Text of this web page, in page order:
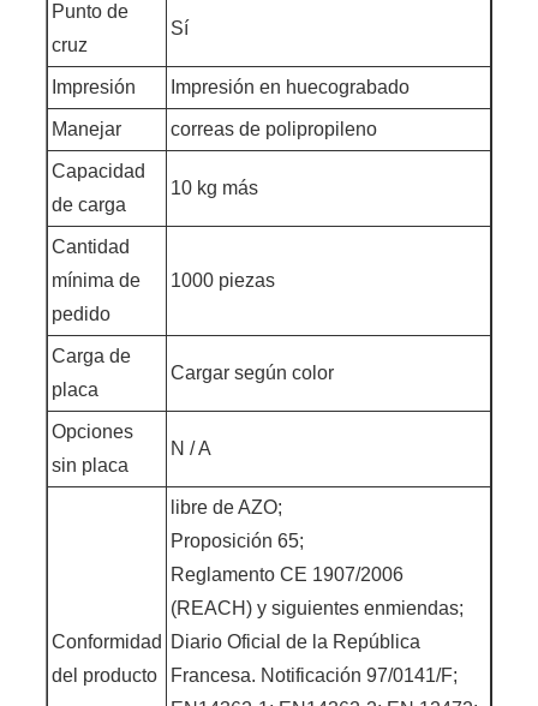
Punto de
cruz
Sí
Impresión Impresión en huecograbado
Manejar correas de polipropileno
Capacidad
de carga
10 kg más
Cantidad
mínima de
pedido
1000 piezas
Carga de
placa
Cargar según color
Opciones
sin placa
N / A
Conformidad
del producto
libre de AZO;
Proposición 65;
Reglamento CE 1907/2006
(REACH) y siguientes enmiendas;
Diario Oficial de la República
Francesa. Notificación 97/0141/F;